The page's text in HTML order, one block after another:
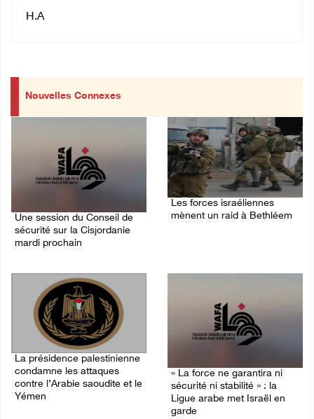
H.A
Nouvelles Connexes
Une session du Conseil de
sécurité sur la Cisjordanie
mardi prochain
Les forces israéliennes
mènent un raid à Bethléem
La présidence palestinienne
condamne les attaques
contre l’Arabie saoudite et le
Yémen
« La force ne garantira ni
sécurité ni stabilité » : la
Ligue arabe met Israël en
garde